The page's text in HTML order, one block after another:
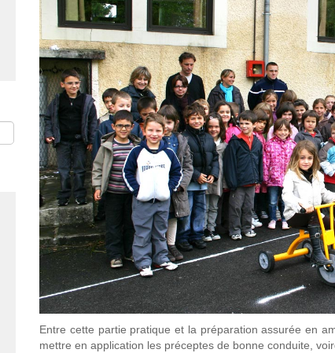
Entre cette partie pratique et la préparation assurée en
mettre en application les préceptes de bonne conduite,